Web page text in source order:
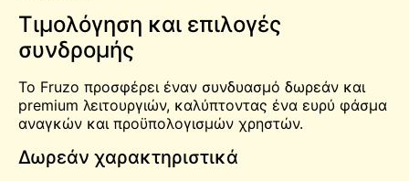
Τιμολόγηση και επιλογές
συνδρομής
Το Fruzo προσφέρει έναν συνδυασμό δωρεάν και
premium λειτουργιών, καλύπτοντας ένα ευρύ φάσμα
αναγκών και προϋπολογισμών χρηστών.
Δωρεάν χαρακτηριστικά